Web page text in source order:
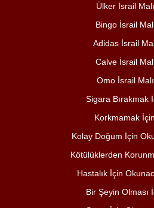
Ülker İsrail
Bingo İsrail
Adidas İsrail
Calve İsrail
Omo İsrail
Sigara Bırakmak
Korkmamak
Kolay Doğum İçin
Kötülüklerden
Hastalık İçin
Bir Şeyin Olması